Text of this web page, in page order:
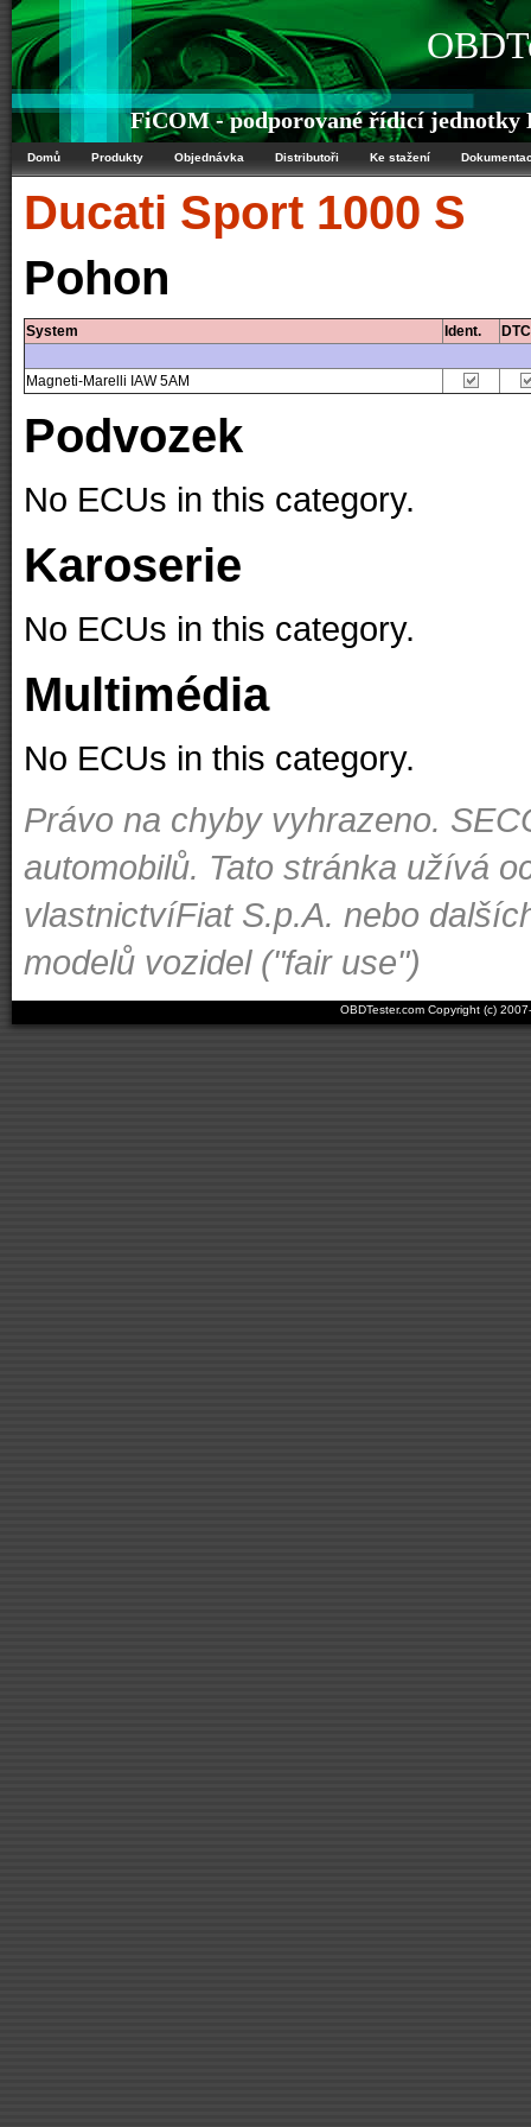
FiCOM - podporované řídicí jednotky
Domů Produkty Objednávka Distributoři Ke stažení
Ducati Sport 1000 S
Pohon
System Ident. DTC
Magneti-Marelli IAW 5AM
Podvozek
No ECUs in this category.
Karoserie
No ECUs in this category.
Multimédia
No ECUs in this category.
Právo na chyby vyhrazeno.
automobilů. Tato stránka užívá
vlastnictvíFiat S.p.A. nebo
modelů vozidel ("fair use")
OBDTester.com Copyright (c)